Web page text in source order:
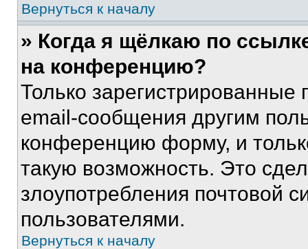
Вернуться к началу
» Когда я щёлкаю по
на конференцию?
Только зарегистрированные
email-сообщения другим
конференцию форму, и
такую возможность. Это
злоупотребления почтовой
пользователями.
Вернуться к началу